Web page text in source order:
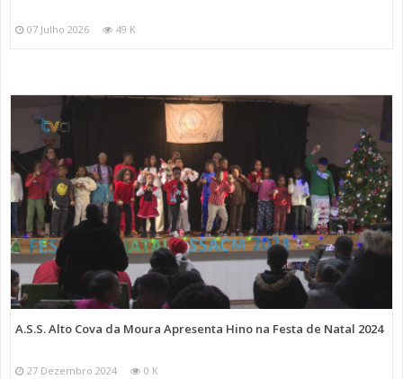
07 Julho 2026 49 K
A.S.S. Alto Cova da Moura Apresenta Hino na Festa de Natal 2024
27 Dezembro 2024 0 K